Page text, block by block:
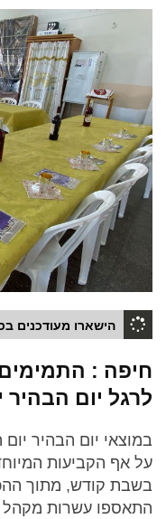
הישארו מעודכנים
חיפה : התמימים
לרגל יום הבהיר
במוצאי יום הבהיר
על אף הקביעות
בשבת קודש, מתוך
התאספו עשרות מקהל